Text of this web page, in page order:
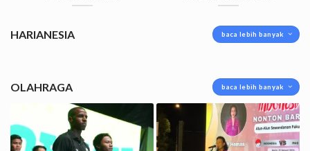
HARIANESIA baca lebih banyak
OLAHRAGA baca lebih banyak